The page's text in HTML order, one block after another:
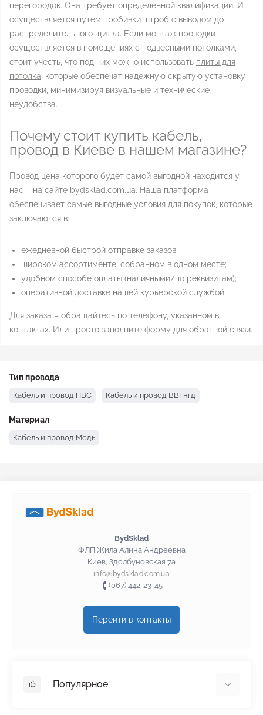
перегородок. Она требует определенной квалификации. И
осуществляется путем пробивки штроб с выводом до
распределительного щитка. Если монтаж проводки
осуществляется в помещениях с подвесными потолками,
стоит учесть, что под них можно использовать плиты для
потолка , которые обеспечат надежную скрытую установку
проводки, минимизируя визуальные и технические
неудобства.
Почему стоит купить кабель,
провод в Киеве в нашем магазине?
Провод цена которого будет самой выгодной находится у
нас – на сайте bydsklad.com.ua. Наша платформа
обеспечивает самые выгодные условия для покупок, которые
заключаются в:
ежедневной быстрой отправке заказов;
широком ассортименте, собранном в одном месте;
удобном способе оплаты (наличными/по реквизитам);
оперативной доставке нашей курьерской службой.
Для заказа – обращайтесь по телефону, указанном в
контактах. Или просто заполните форму для обратной связи.
Тип провода
Кабель и провод ПВС Кабель и провод ВВГнгд
Материал
Кабель и провод Медь
BydSklad
ФЛП Жила Алина Андреевна
Киев, Здолбуновская 7а
info@bydsklad.com.ua
(067) 442-23-45
Перейти в контакты
Популярное